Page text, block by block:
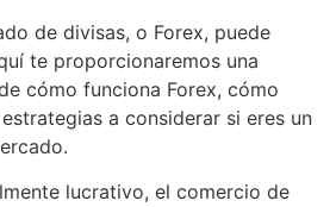
de divisas, o Forex, puede
te proporcionaremos una
cómo funciona Forex, cómo
a considerar si eres un
lucrativo, el comercio de